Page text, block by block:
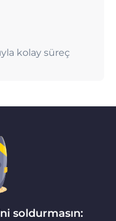
kolay süreç
soldurmasın: